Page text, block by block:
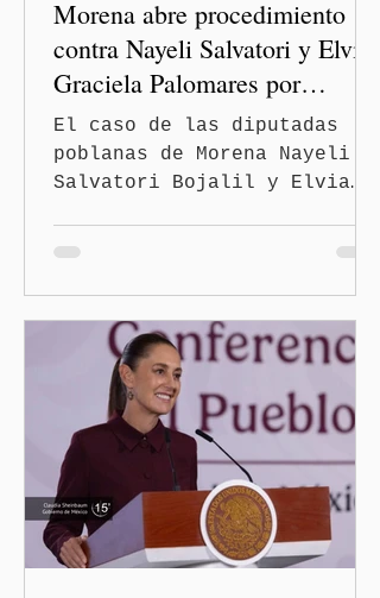
Morena abre procedimiento
contra Nayeli Salvatori y Elvia
Graciela Palomares por
discriminación y burlas
El caso de las diputadas
poblanas de Morena Nayeli
Salvatori Bojalil y Elvia
partido. La Comisión
Nacional de Honestidad y
Justicia (CNHJ) de Morena
inició formalmente un
procedimiento sancionador
de oficio contra ambas
legisladoras por las
expresiones realizadas en
el podcast DesCasadas,
luego de que sus